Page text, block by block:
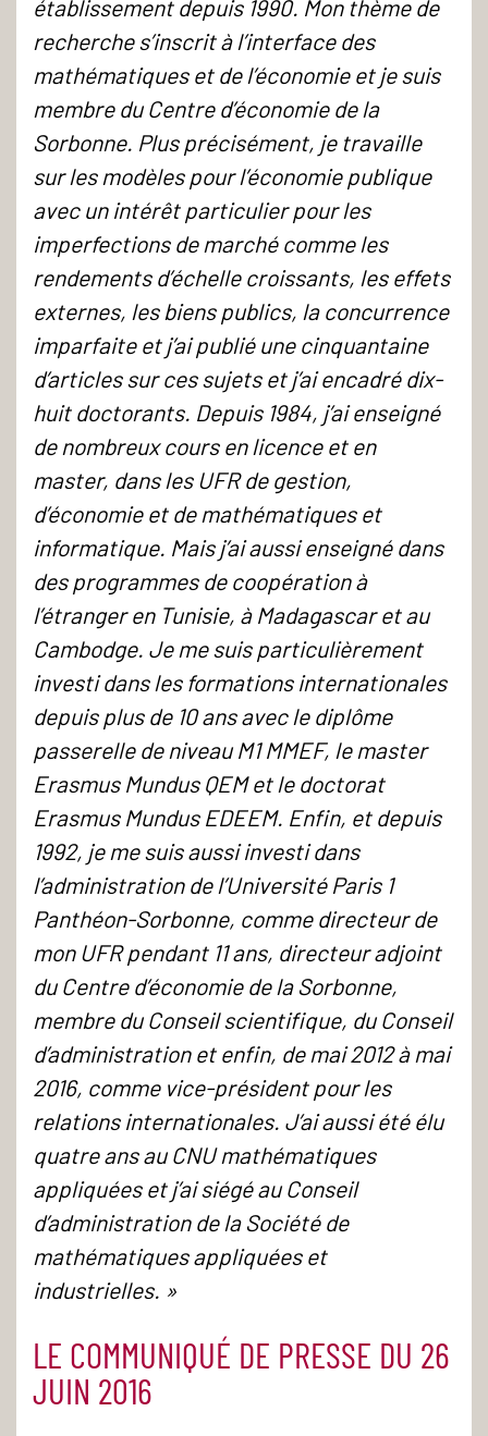
établissement depuis 1990. Mon thème de
recherche s’inscrit à l’interface des
mathématiques et de l’économie et je suis
membre du Centre d’économie de la
Sorbonne. Plus précisément, je travaille
sur les modèles pour l’économie publique
avec un intérêt particulier pour les
imperfections de marché comme les
rendements d’échelle croissants, les effets
externes, les biens publics, la concurrence
imparfaite et j’ai publié une cinquantaine
d’articles sur ces sujets et j’ai encadré dix-
huit doctorants. Depuis 1984, j’ai enseigné
de nombreux cours en licence et en
master, dans les UFR de gestion,
d’économie et de mathématiques et
informatique. Mais j’ai aussi enseigné dans
des programmes de coopération à
l’étranger en Tunisie, à Madagascar et au
Cambodge. Je me suis particulièrement
investi dans les formations internationales
depuis plus de 10 ans avec le diplôme
passerelle de niveau M1 MMEF, le master
Erasmus Mundus QEM et le doctorat
Erasmus Mundus EDEEM. Enfin, et depuis
1992, je me suis aussi investi dans
l’administration de l’Université Paris 1
Panthéon-Sorbonne, comme directeur de
mon UFR pendant 11 ans, directeur adjoint
du Centre d’économie de la Sorbonne,
membre du Conseil scientifique, du Conseil
d’administration et enfin, de mai 2012 à mai
2016, comme vice-président pour les
relations internationales. J’ai aussi été élu
quatre ans au CNU mathématiques
appliquées et j’ai siégé au Conseil
d’administration de la Société de
mathématiques appliquées et
industrielles. »
LE COMMUNIQUÉ DE PRESSE DU 26
JUIN 2016